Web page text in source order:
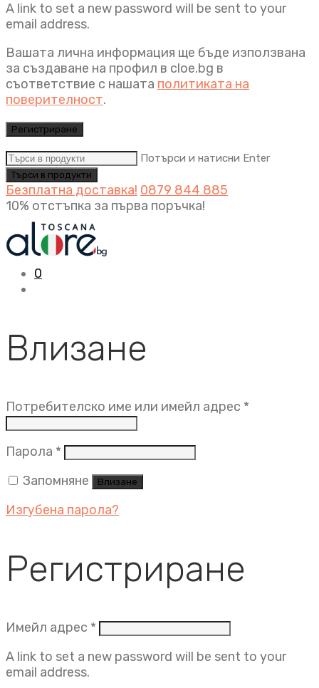
A link to set a new password will be sent to your
email address.
Вашата лична информация ще бъде използвана
за създаване на профил в cloe.bg в
съответствие с нашата политиката на
поверителност.
Регистриране
Потърси и натисни Enter
Безплатна доставка! 0879 844 885
10% отстъпка за първа поръчка!
0
Влизане
Потребителско име или имейл адрес *
Парола * Задължително
Запомняне
Влизане
Изгубена парола?
Регистриране
Имейл адрес * Задължително
A link to set a new password will be sent to your
email address.